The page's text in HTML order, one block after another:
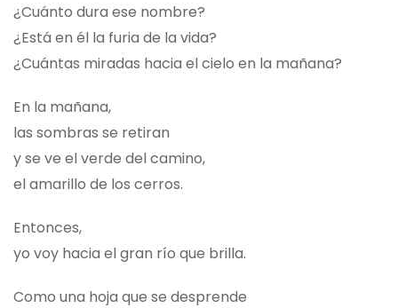
¿Cuánto dura ese nombre?
¿Está en él la furia de la vida?
¿Cuántas miradas hacia el cielo en la mañana?
En la mañana,
las sombras se retiran
y se ve el verde del camino,
el amarillo de los cerros.
Entonces,
yo voy hacia el gran río que brilla.
Como una hoja que se desprende